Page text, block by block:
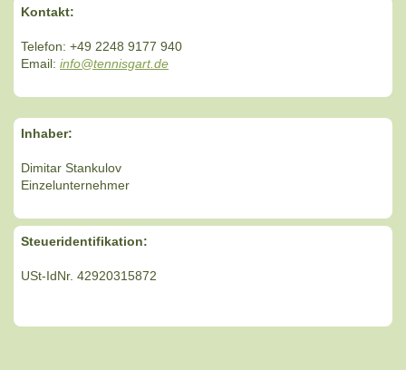
Kontakt:
Telefon: +49 2248 9177 940
Email: info@tennisgart.de
Inhaber:
Dimitar Stankulov
Einzelunternehmer
Steueridentifikation:
USt-IdNr. 42920315872